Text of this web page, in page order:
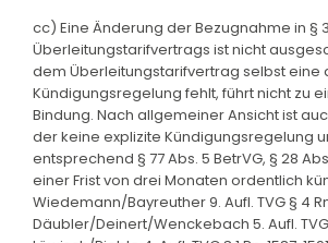
cc) Eine Änderung der Bezugnahme in §
Überleitungstarifvertrags ist nicht
dem Überleitungstarifvertrag selbst eine
Kündigungsregelung fehlt, führt nicht zu
Bindung. Nach allgemeiner Ansicht ist
der keine explizite Kündigungsregelung
entsprechend § 77 Abs. 5 BetrVG, § 28
einer Frist von drei Monaten ordentlich
Wiedemann/Bayreuther 9. Aufl. TVG § 4
Däubler/Deinert/Wenckebach 5. Aufl. TVG